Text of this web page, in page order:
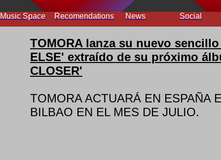
Music Space Recomendations News Social
TOMORA lanza su nuevo sencillo
ELSE' extraído de su próximo
CLOSER'
TOMORA ACTUARÁ EN ESPAÑA
BILBAO EN EL MES DE JULIO.